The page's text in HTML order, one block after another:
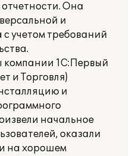
Она
и
учетом требований
компании 1С:Первый
и Торговля)
и
начальное
оказали
на хорошем